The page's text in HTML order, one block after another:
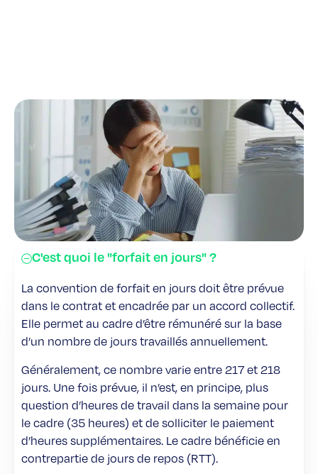
C'est quoi le "forfait en jours" ?
La convention de forfait en jours doit être prévue
dans le contrat et encadrée par un accord collectif.
Elle permet au cadre d’être rémunéré sur la base
d’un nombre de jours travaillés annuellement.
Généralement, ce nombre varie entre 217 et 218
jours. Une fois prévue, il n’est, en principe, plus
question d’heures de travail dans la semaine pour
le cadre (35 heures) et de solliciter le paiement
d’heures supplémentaires. Le cadre bénéficie en
contrepartie de jours de repos (RTT).